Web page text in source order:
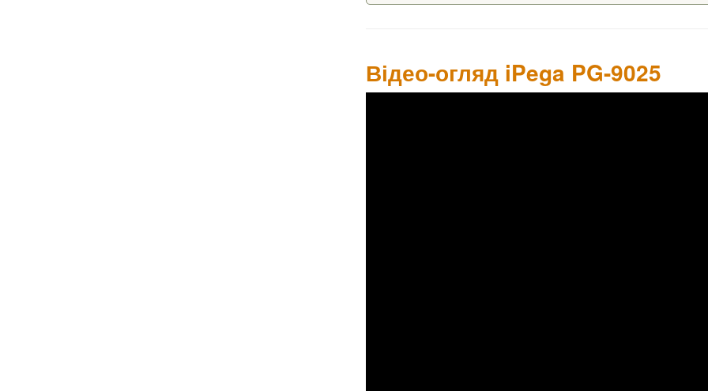
Відео-огляд iPega PG-9025